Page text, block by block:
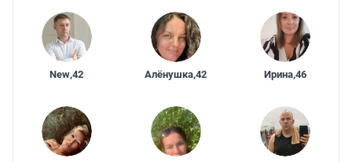
New,42 Алёнушка,42 Ирина,46